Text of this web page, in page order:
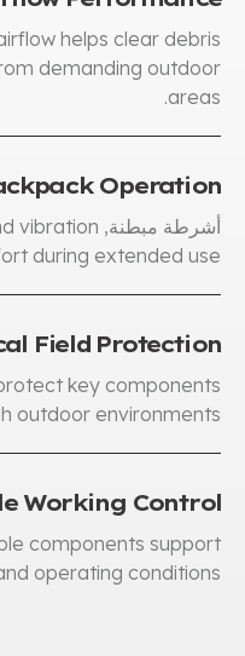
helps clear debris
demanding outdoor
areas
.
Operation
أشرطة مبطنة, vibration
during extended use
Field Protection
key components
outdoor environments
Working Control
components support
operating conditions